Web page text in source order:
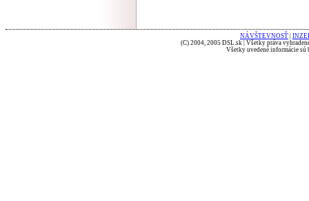
NÁVŠTEVNOSŤ
(C) 2004, 2005 DSL.sk | Všetky práva
Všetky uvedené informácie sú